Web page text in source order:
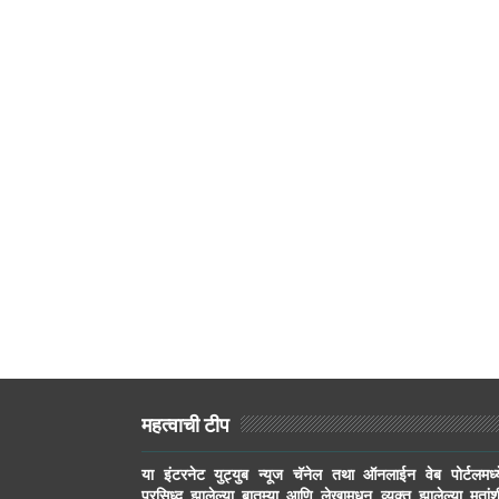
महत्वाची टीप
या इंटरनेट युट्युब न्यूज चॅनेल तथा ऑनलाईन वेब